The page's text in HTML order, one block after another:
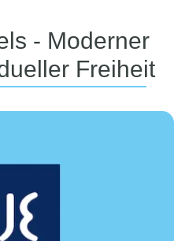
- Moderner
Freiheit